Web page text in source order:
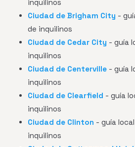
inquilinos
Ciudad de Brigham City -
de inquilinos
Ciudad de Cedar City - guía
inquilinos
Ciudad de Centerville - guía
inquilinos
Ciudad de Clearfield - guía
inquilinos
Ciudad de Clinton - guía
inquilinos